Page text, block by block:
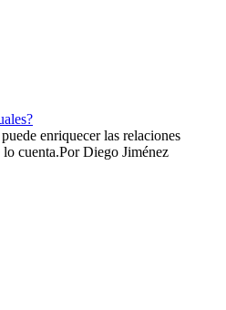
enriquecer las relaciones
lo cuenta.​PorDiego Jiménez